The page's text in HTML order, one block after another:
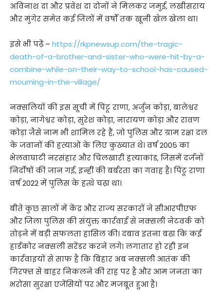
अविनाश दा और प्रवेश दा दोनों ने मिलकर जमुई, लखीसराय
और मुंगेर समेत कई जिलों में वर्षों तक खूनी खेल खेला था।
इसे भी पढ़ें – https://rkpnewsup.com/the-tragic-
death-of-a-brother-and-sister-who-were-hit-by-a-
combine-while-on-their-way-to-school-has-caused-
mourning-in-the-village/
नक्सलियों की इस सूची में पिंटू राणा, अर्जुन कोड़ा, बालेश्वर
कोड़ा, नागेश्वर कोड़ा, सुरेश कोड़ा, नारायण कोड़ा और रावण
कोड़ा जैसे नाम भी शामिल रहे हैं, जो पुलिस और ग्राम रक्षा दल
के जवानों की हत्याओं के लिए कुख्यात थे। वर्ष 2005 का
भेलवाघाटी नरसंहार और चिलखारी हत्याकांड, जिसमें दर्जनों
निर्दोषों की जान गई, इन्हीं की बर्बरता का गवाह है। पिंटू राणा
वर्ष 2022 में पुलिस के हत्थे चढ़ा था।
बीते कुछ सालों में केंद्र और राज्य सरकारों ने सीआरपीएफ
और जिला पुलिस की संयुक्त कार्रवाई से नक्सली नेटवर्क को
तोड़ने में बड़ी सफलता हासिल की। दबाव इतना बढ़ा कि कई
हार्डकोर नक्सली सरेंडर करने लगे। लगातार हो रही इन
कार्रवाइयों से साफ है कि बिहार अब नक्सली आतंक की
गिरफ्त से बाहर निकलने की राह पर है और आम जनता का
भरोसा सुरक्षा एजेंसियों पर और मजबूत हुआ है।